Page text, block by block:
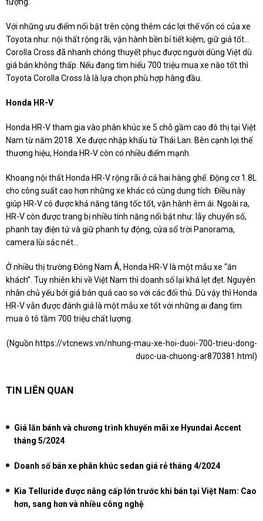
Với những ưu điểm nổi bật trên cộng thêm các lợi thế vốn có của xe
Toyota như: nội thất rộng rãi, vận hành bền bỉ tiết kiệm, giữ giá tốt…
Corolla Cross đã nhanh chóng thuyết phục được người dùng Việt dù
giá bán không thấp. Nếu đang tìm hiểu 700 triệu mua xe nào tốt thì
Toyota Corolla Cross là là lựa chọn phù hợp hàng đầu.
Honda HR-V
Honda HR-V tham gia vào phân khúc xe 5 chỗ gầm cao đô thị tại Việt
Nam từ năm 2018. Xe được nhập khẩu từ Thái Lan. Bên cạnh lợi thế
thương hiệu, Honda HR-V còn có nhiều điểm mạnh.
Khoang nội thất Honda HR-V rộng rãi ở cả hai hàng ghế. Động cơ 1.8L
cho công suất cao hơn những xe khác có cùng dung tích. Điều này
giúp HR-V có được khả năng tăng tốc tốt, vận hành êm ái. Ngoài ra,
HR-V còn được trang bị nhiều tính năng nổi bật như: lẫy chuyển số,
phanh tay điện tử và giữ phanh tự động, cửa sổ trời Panorama,
camera lùi sắc nét…
Ở nhiều thị trường Đông Nam Á, Honda HR-V là một mẫu xe “ăn
khách”. Tuy nhiên khi về Việt Nam thì doanh số lại khá lẹt đẹt. Nguyên
nhân chủ yếu bởi giá bán quá cao so với các đối thủ. Dù vậy thì Honda
HR-V vẫn được đánh giá là một mẫu xe tốt với những ai đang tìm
mua ô tô tầm 700 triệu chất lượng.
(Nguồn https://vtcnews.vn/nhung-mau-xe-hoi-duoi-700-trieu-dong-
duoc-ua-chuong-ar870381.html )
TIN LIÊN QUAN
Giá lăn bánh và chương trình khuyến mãi xe Hyundai Accent
tháng 5/2024
Doanh số bán xe phân khúc sedan giá rẻ tháng 4/2024
Kia Telluride được nâng cấp lớn trước khi bán tại Việt Nam: Cao
hơn, sang hơn và nhiều công nghệ